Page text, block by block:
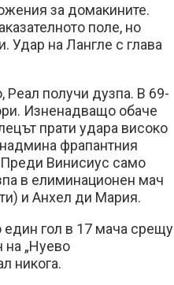
за домакините.
поле, но
Удар на Лангле с глава
Реал получи дузпа. В 69-
Изненадващо обаче
прати удара високо
фрапантния
Винисиус само
в елиминационен мач
и Анхел ди Мария.
един гол в 17 мача срещу
„Нуево
никога.